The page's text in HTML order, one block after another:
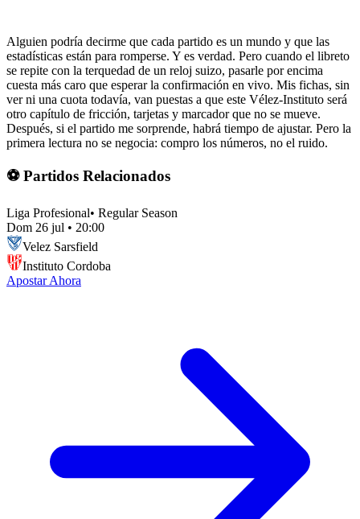
Alguien podría decirme que cada partido es un mundo y que las
estadísticas están para romperse. Y es verdad. Pero cuando el libreto
se repite con la terquedad de un reloj suizo, pasarle por encima
cuesta más caro que esperar la confirmación en vivo. Mis fichas, sin
ver ni una cuota todavía, van puestas a que este Vélez-Instituto será
otro capítulo de fricción, tarjetas y marcador que no se mueve.
Después, si el partido me sorprende, habrá tiempo de ajustar. Pero la
primera lectura no se negocia: compro los números, no el ruido.
⚽ Partidos Relacionados
Liga Profesional• Regular Season
Dom 26 jul • 20:00
Velez Sarsfield
Instituto Cordoba
Apostar Ahora